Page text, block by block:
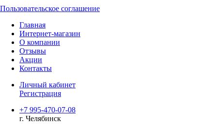
Пользовательское соглашение
Главная
Интернет-магазин
О компании
Отзывы
Акции
Контакты
Личный кабинет
Регистрация
+7 995-470-07-08
г. Челябинск